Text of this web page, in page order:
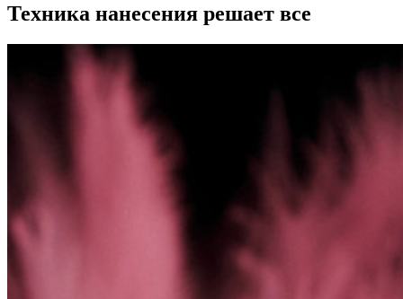
Техника нанесения решает все